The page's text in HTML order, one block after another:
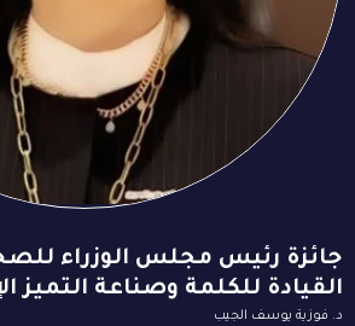
جائزة رئيس مجلس الوزراء
القيادة للكلمة وصناعة التميز
د. فوزية يوسف الجيب